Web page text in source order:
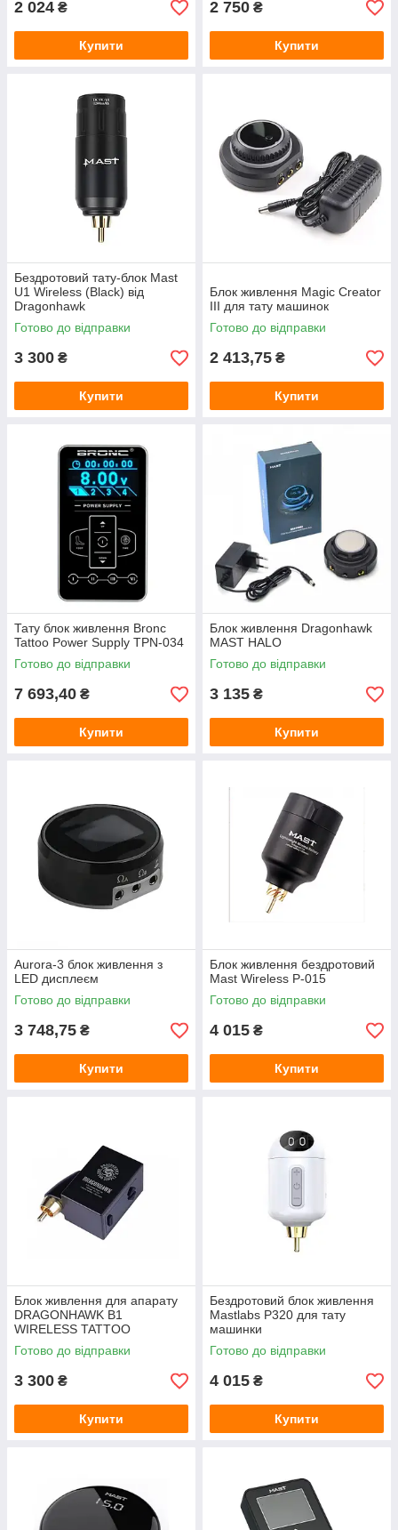
2 024 ₴
Купити
2 750 ₴
Купити
Бездротовий тату-блок Mast
U1 Wireless (Black) від
Dragonhawk
Готово до відправки
3 300 ₴
Купити
Блок живлення Magic Creator
III для тату машинок
Готово до відправки
2 413,75 ₴
Купити
Тату блок живлення Bronc
Tattoo Power Supply TPN-034
Готово до відправки
7 693,40 ₴
Купити
Блок живлення Dragonhawk
MAST HALO
Готово до відправки
3 135 ₴
Купити
Aurora-3 блок живлення з
LED дисплеєм
Готово до відправки
3 748,75 ₴
Купити
Блок живлення бездротовий
Mast Wireless P-015
Готово до відправки
4 015 ₴
Купити
Блок живлення для апарату
DRAGONHAWK B1
WIRELESS TATTOO
BATTERY
Готово до відправки
3 300 ₴
Купити
Бездротовий блок живлення
Mastlabs P320 для тату
машинки
Готово до відправки
4 015 ₴
Купити